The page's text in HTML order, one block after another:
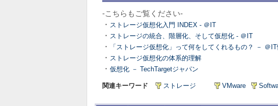
-こちらもご覧ください-
・ ストレージ仮想化入門 INDEX - ＠IT
・ ストレージの統合、階層化、そして仮想化 - ＠IT
・ 「ストレージ仮想化」って何をしてくれるもの？ － ＠
・ ストレージ仮想化の体系的理解
・ 仮想化 － TechTargetジャパン
関連キーワード ストレージ VMware